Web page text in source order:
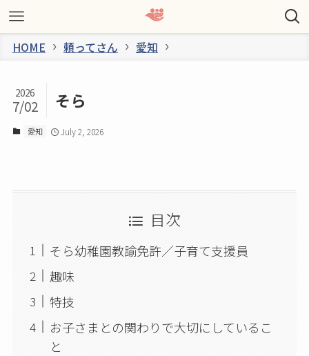
HOME 頼ってさん 愛知
そら
2026
7/02
愛知 July 2, 2026
目次
そら幼稚園教諭免許／子育て支援員
趣味
特技
お子さまとの関わりで大切にしているこ
と